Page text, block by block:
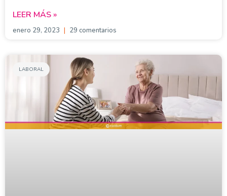
LEER MÁS »
enero 29, 2023 29 comentarios
LABORAL